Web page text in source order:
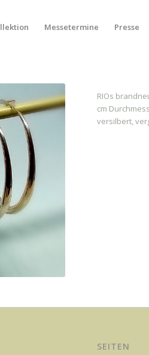
Messetermine Presse
RIOs
cm
versilbert,
SEITEN